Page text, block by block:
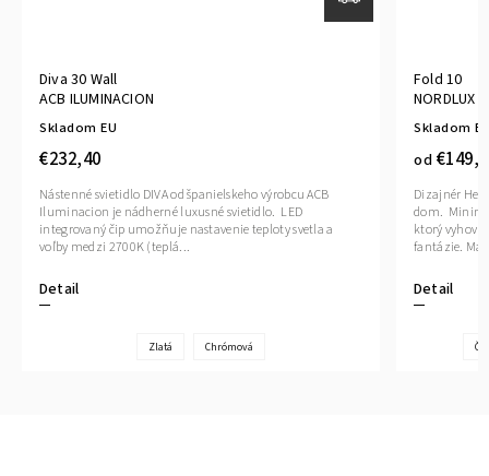
Diva 30 Wall
ACB ILUMINACION
Skladom EU
€232,40
Detail
Nástenné svietidlo DIVA od španielskeho výrobcu ACB
Iluminacion je nádherné luxusné svietidlo. LED
integrovaný čip umožňuje nastavenie teploty svetla a
voľby medzi 2700K (teplá...
Zlatá Chrómová
Fold 10
NORDLUX
Skladom
od
Detail
Dizajnér
dom.
ktorý
fantázie.